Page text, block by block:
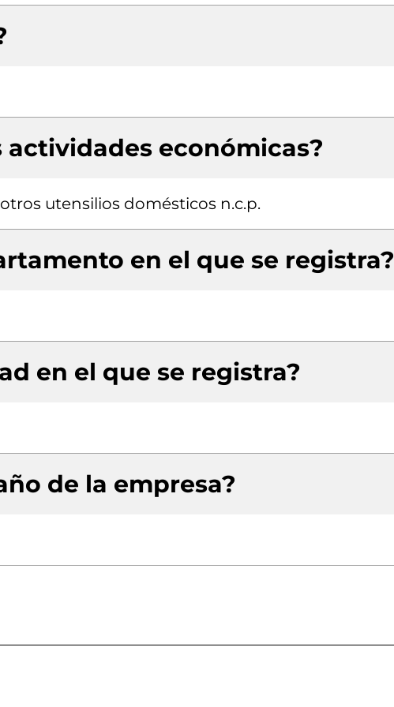
actividades económicas?
utensilios domésticos n.c.p.
en el que se registra?
en el que se registra?
de la empresa?